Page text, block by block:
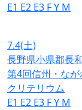
E1 E2 E3 FY M
7.4(土)
長野県小県郡長
第4回信州・な
クリテリウム
E1 E2 E3 FY M